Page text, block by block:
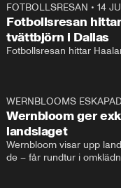
FOTBOLLSRESAN • 14
Fotbollsresan
tvättbjörn i Dallas
Fotbollsresan hittar
WERNBLOOMS
Wernbloom ger
landslaget
Wernbloom visar upp
de – får rundtur i